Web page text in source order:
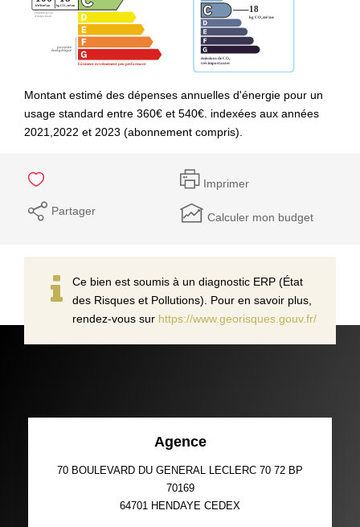
Montant estimé des dépenses annuelles d'énergie pour un
usage standard entre 360€ et 540€. indexées aux années
2021,2022 et 2023 (abonnement compris).
Imprimer
Partager Calculer mon budget
Ce bien est soumis à un diagnostic ERP (État
des Risques et Pollutions). Pour en savoir plus,
rendez-vous sur https://www.georisques.gouv.fr/
Agence
70 BOULEVARD DU GENERAL LECLERC 70 72 BP
70169
64701 HENDAYE CEDEX